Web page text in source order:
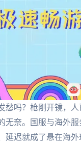
愁吗？枪刚开镜，
无奈。国服与海外
迟就成了悬在海